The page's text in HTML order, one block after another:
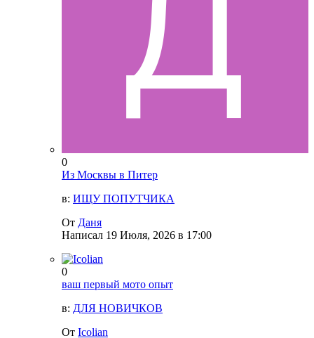
0
Из Москвы в Питер
в: ИЩУ ПОПУТЧИКА
От Даня
Написал 19 Июля, 2026 в 17:00
0
ваш первый мото опыт
в: ДЛЯ НОВИЧКОВ
От Icolian